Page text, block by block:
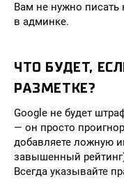
Вам не нужно писать
в админке.
ЧТО БУДЕТ,
РАЗМЕТКЕ?
Google не будет
— он просто
добавляете ложную
завышенный
Всегда указывайте